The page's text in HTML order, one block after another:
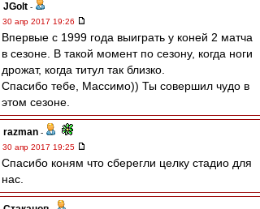
JGolt -
30 апр 2017 19:26
Впервые с 1999 года выиграть у коней 2 матча
в сезоне. В такой момент по сезону, когда ноги
дрожат, когда титул так близко.
Спасибо тебе, Массимо)) Ты совершил чудо в
этом сезоне.
razman -
30 апр 2017 19:25
Спасибо коням что сберегли целку стадио для
нас.